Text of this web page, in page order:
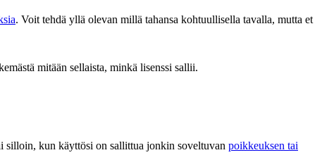
. Voit tehdä yllä olevan millä tahansa kohtuullisella tavalla, mutta et
mitään sellaista, minkä lisenssi sallii.
silloin, kun käyttösi on sallittua jonkin soveltuvan poikkeuksen tai